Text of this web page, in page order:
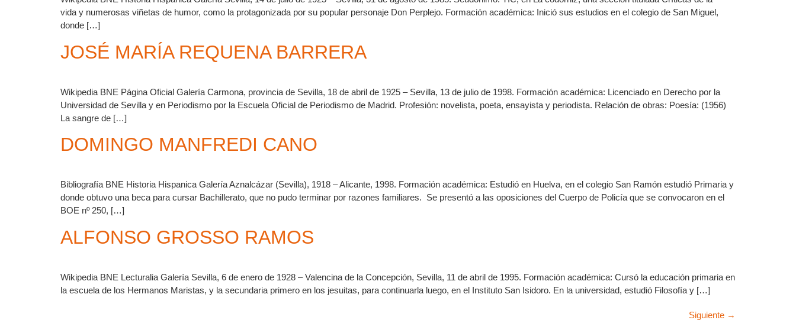
vida y numerosas viñetas de humor, como la protagonizada por su popular personaje Don Perplejo. Formación académica: Inició sus estudios en el colegio de San Miguel,
donde […]
JOSÉ MARÍA REQUENA BARRERA
Wikipedia BNE Página Oficial Galería Carmona, provincia de Sevilla, 18 de abril de 1925 – Sevilla, 13 de julio de 1998. Formación académica: Licenciado en Derecho por la
Universidad de Sevilla y en Periodismo por la Escuela Oficial de Periodismo de Madrid. Profesión: novelista, poeta, ensayista y periodista. Relación de obras: Poesía: (1956)
La sangre de […]
DOMINGO MANFREDI CANO
Bibliografía BNE Historia Hispanica Galería Aznalcázar (Sevilla), 1918 – Alicante, 1998. Formación académica: Estudió en Huelva, en el colegio San Ramón estudió Primaria y
donde obtuvo una beca para cursar Bachillerato, que no pudo terminar por razones familiares. Se presentó a las oposiciones del Cuerpo de Policía que se convocaron en el
BOE nº 250, […]
ALFONSO GROSSO RAMOS
Wikipedia BNE Lecturalia Galería Sevilla, 6 de enero de 1928 – Valencina de la Concepción, Sevilla, 11 de abril de 1995. Formación académica: Cursó la educación primaria en
la escuela de los Hermanos Maristas, y la secundaria primero en los jesuitas, para continuarla luego, en el Instituto San Isidoro. En la universidad, estudió Filosofía y […]
Siguiente →